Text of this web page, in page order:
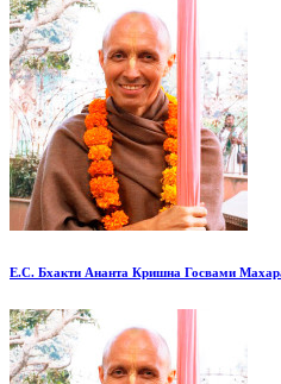
Е.С. Бхакти Ананта Кришна Госвами